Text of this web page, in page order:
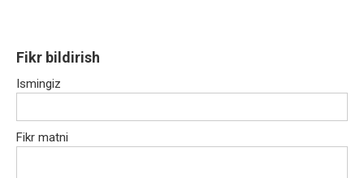
Fikr bildirish
Ismingiz
Fikr matni